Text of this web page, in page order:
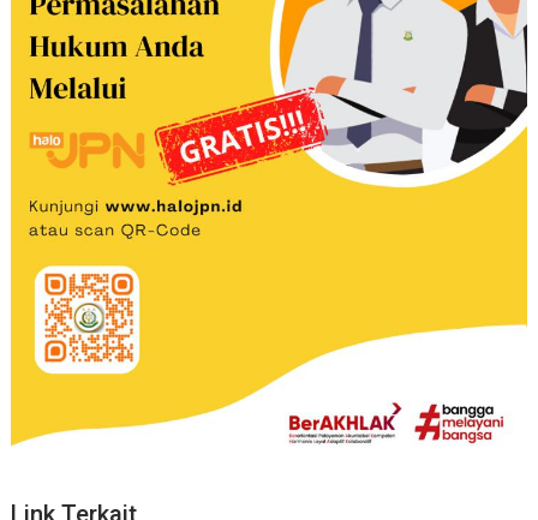
Link Terkait